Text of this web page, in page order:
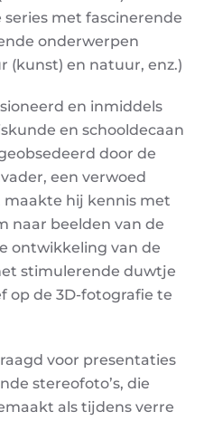
met fascinerende
onderwerpen
(kunst) en natuur, enz.)
en inmiddels
en schooldecaan
door de
een verwoed
hij kennis met
naar beelden van de
ontwikkeling van de
stimulerende duwtje
op de 3D-fotografie te
voor presentaties
stereofoto’s, die
als tijdens verre